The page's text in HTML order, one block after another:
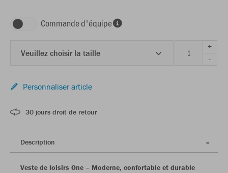
Commande d'équipe
Veuillez choisir la taille
+
-
Personnaliser article
30 jours droit de retour
Description
Veste de loisirs One – Moderne, confortable et durable